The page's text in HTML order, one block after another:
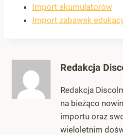
Import akumulatorów
Import zabawek
Redakcja
Redakcja
na bieżąco
importu oraz
wieloletnim